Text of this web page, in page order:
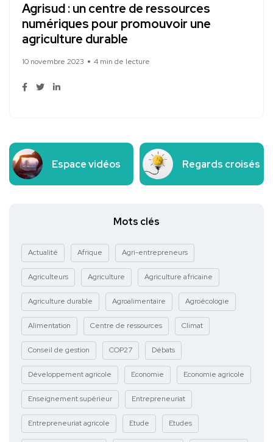
Agrisud : un centre de ressources
numériques pour promouvoir une
agriculture durable
10 novembre 2023 4 min de lecture
Espace vidéos Regards croisés
Mots clés
Actualité Afrique Agri-entrepreneurs
Agriculteurs Agriculture Agriculture africaine
Agriculture durable Agroalimentaire Agroécologie
Alimentation Centre de ressources Climat
Conseil de gestion COP27 Débats
Développement agricole Economie Economie agricole
Enseignement supérieur Entrepreneuriat
Entrepreneuriat agricole Etude Etudes